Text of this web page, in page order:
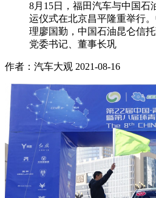
8月15日，福田汽车与中国石
运仪式在北京昌平隆重举行
理廖国勤，中国石油昆仑信
党委书记、董事长巩
作者：汽车大观 2021-08-16